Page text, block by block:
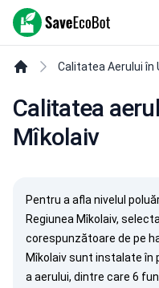
SaveEcoBot
Calitatea Aerului în
Calitatea
Mîkolaiv
Pentru a afla nivelul
Regiunea Mîkolaiv,
corespunzătoare de pe
Mîkolaiv sunt instalate
a aerului, dintre care 6